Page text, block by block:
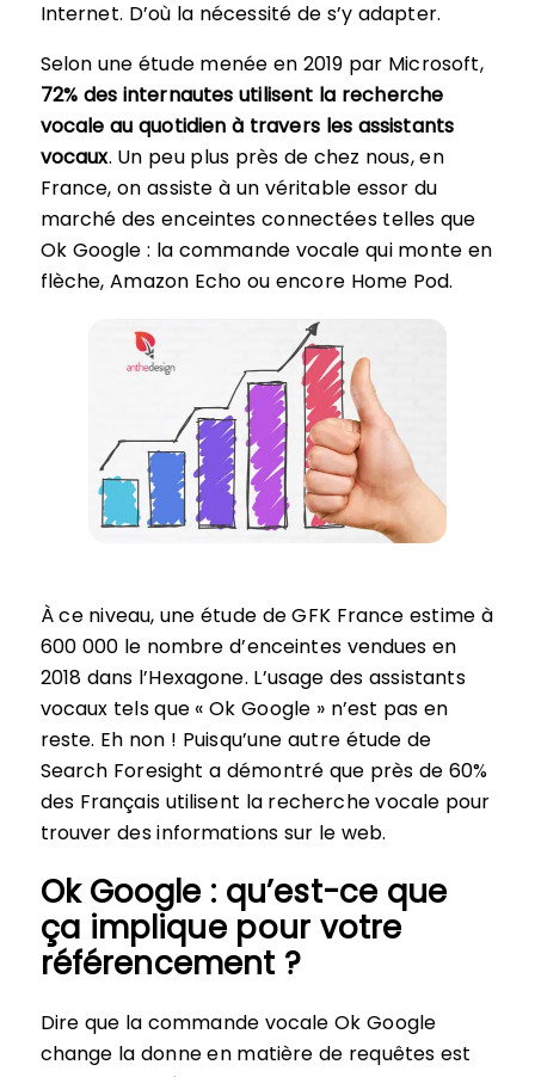
Internet. D’où la nécessité de s’y adapter.
Selon une étude menée en 2019 par Microsoft,
72% des internautes utilisent la recherche
vocale au quotidien à travers les assistants
vocaux. Un peu plus près de chez nous, en
France, on assiste à un véritable essor du
marché des enceintes connectées telles que
Ok Google : la commande vocale qui monte en
flèche, Amazon Echo ou encore Home Pod.
À ce niveau, une étude de GFK France estime à
600 000 le nombre d’enceintes vendues en
2018 dans l’Hexagone. L’usage des assistants
vocaux tels que « Ok Google » n’est pas en
reste. Eh non ! Puisqu’une autre étude de
Search Foresight a démontré que près de 60%
des Français utilisent la recherche vocale pour
trouver des informations sur le web.
Ok Google : qu’est-ce que
ça implique pour votre
référencement ?
Dire que la commande vocale Ok Google
change la donne en matière de requêtes est